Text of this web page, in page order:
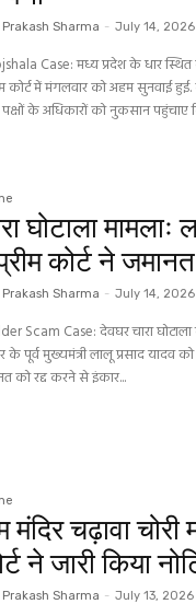
Prakash Sharma - July 14, 2026
Case: मध्य प्रदेश के धार
कोर्ट में मंगलवार को अहम सुनवाई
पक्षों के अधिकारों को नुकसान पहुंचाए
घोटाला
कोर्ट ने
Prakash Sharma - July 14, 2026
Scam Case: देवघर चारा
के पूर्व मुख्यमंत्री लालू प्रसाद यादव
को रद्द करने से इंकार...
मंदिर चढ़ावा
ने जारी किया
Prakash Sharma - July 13, 2026